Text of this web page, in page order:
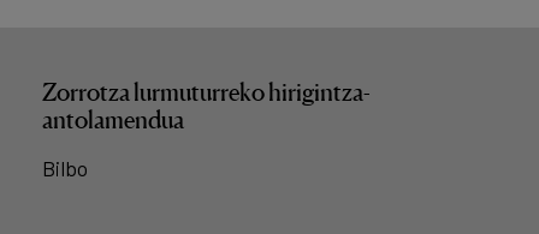
Zorrotza lurmuturreko hirigintza-
antolamendua
Bilbo